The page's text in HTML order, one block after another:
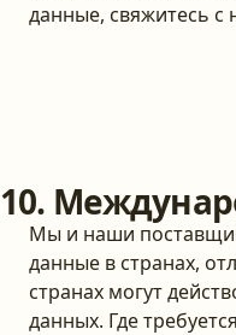
данные, свяжитесь
10.
Мы и наши
данные в странах,
странах могут
данных. Где